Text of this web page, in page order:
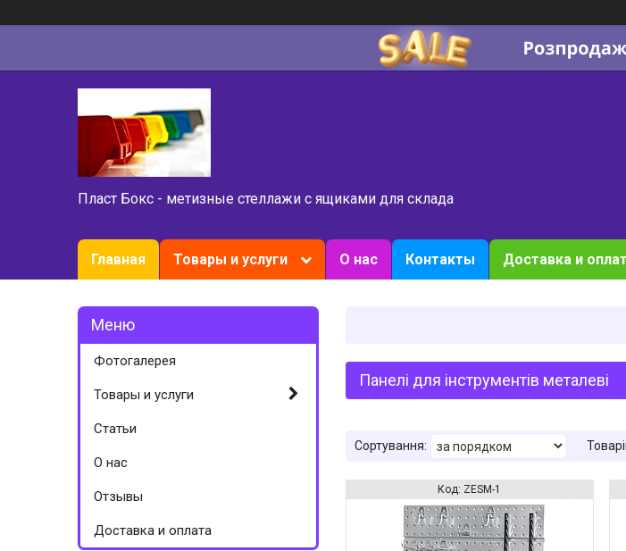
Пласт Бокс - метизные стеллажи с ящиками для склада
Главная Товары и услуги О нас Контакты Доставка и
Панелі для інструментів металеві
ZESM-1
Фотогалерея
Товары и услуги
Статьи
О нас
Отзывы
Доставка и оплата